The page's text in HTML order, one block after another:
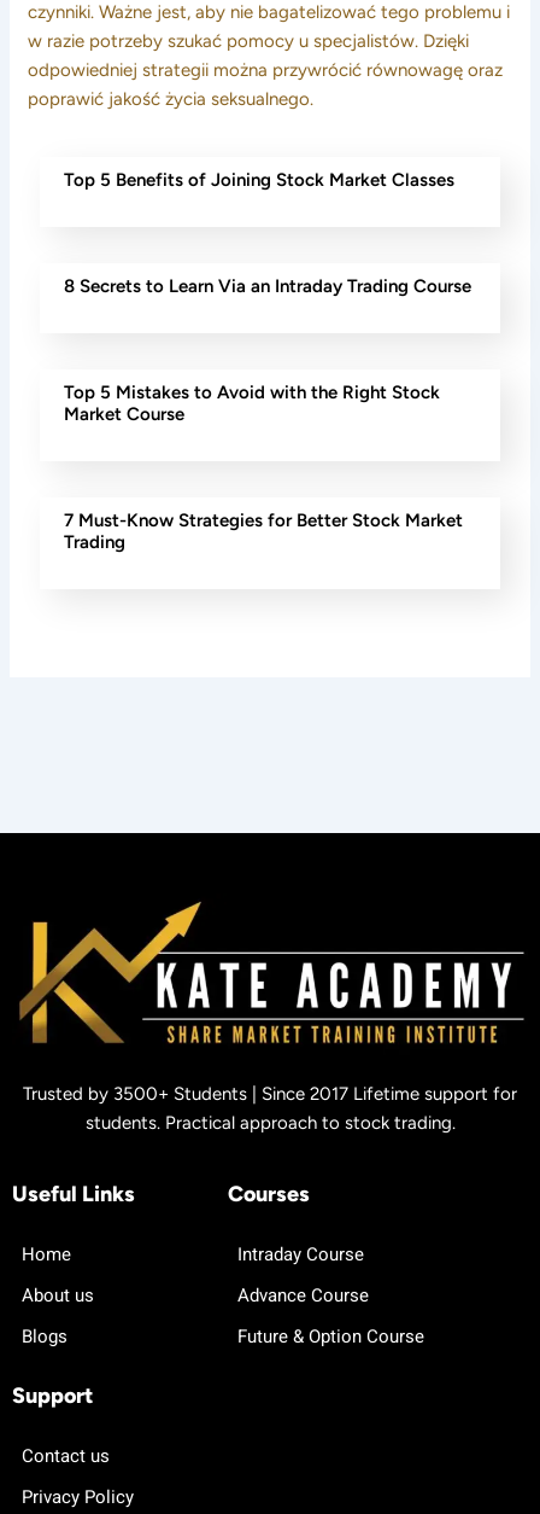
czynniki. Ważne jest, aby nie bagatelizować tego problemu i
w razie potrzeby szukać pomocy u specjalistów. Dzięki
odpowiedniej strategii można przywrócić równowagę oraz
poprawić jakość życia seksualnego.
Top 5 Benefits of Joining Stock Market Classes
8 Secrets to Learn Via an Intraday Trading Course
Top 5 Mistakes to Avoid with the Right Stock
Market Course
7 Must-Know Strategies for Better Stock Market
Trading
Trusted by 3500+ Students | Since 2017 Lifetime support for
students. Practical approach to stock trading.
Useful Links
Home
About us
Blogs
Courses
Intraday Course
Advance Course
Future & Option Course
Support
Contact us
Privacy Policy